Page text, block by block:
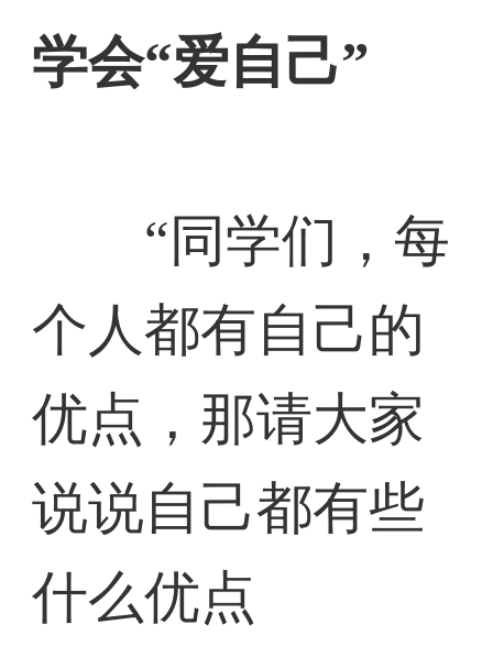
学会“爱自己”
“同学们，每
个人都有自己的
优点，那请大家
说说自己都有些
什么优点